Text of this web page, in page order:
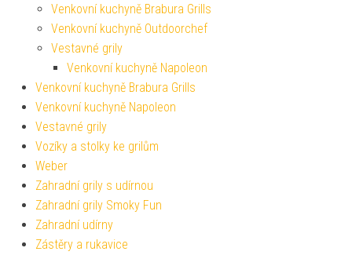
Venkovní kuchyně Brabura Grills
Venkovní kuchyně Outdoorchef
Vestavné grily
Venkovní kuchyně Napoleon
Venkovní kuchyně Brabura Grills
Venkovní kuchyně Napoleon
Vestavné grily
Vozíky a stolky ke grilům
Weber
Zahradní grily s udírnou
Zahradní grily Smoky Fun
Zahradní udírny
Zástěry a rukavice